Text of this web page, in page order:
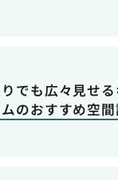
でも広々見せ
のおすすめ空